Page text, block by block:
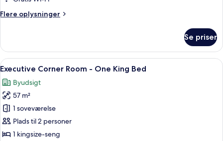
Queen
Flere oplysninger
Flere
Corner
Room
-
Queen
Beds
Se priser
Indlæs
alle
billeder
af
Executive
Corner
Room
Et moderne hotelværelse med en
6
Executive Corner Room - One King Bed
Byudsigt
57 m²
1 soveværelse
Plads til 2 personer
1 kingsize-seng